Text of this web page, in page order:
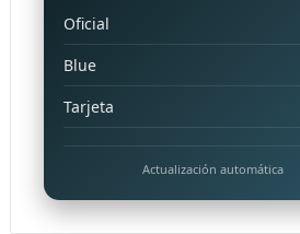
Oficial
Blue
Tarjeta
Actualización automática